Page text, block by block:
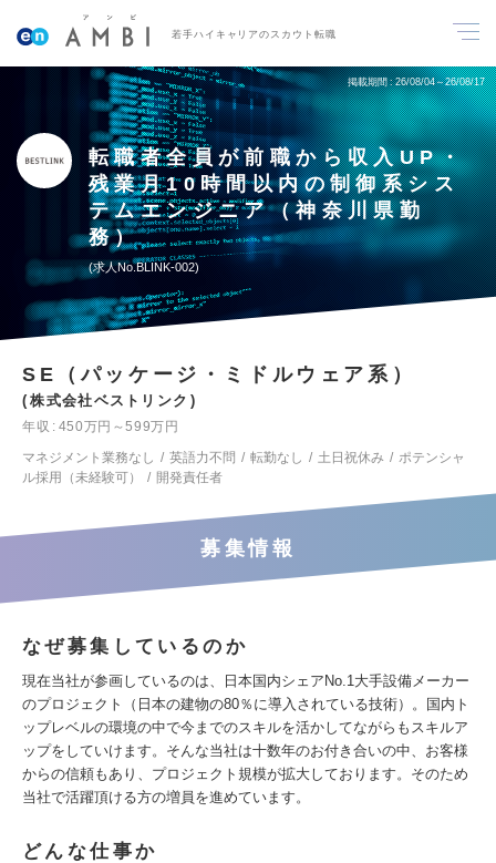
若手ハイキャリアのスカウト転職
掲載期間 26/08/04～26/08/17
転職者全員が前職から収入UP・
残業⽉10時間以内の制御系シス
テムエンジニア（神奈川県勤
務）
求人No.BLINK-002
SE（パッケージ・ミドルウェア系）
株式会社ベストリンク
年収
450万円～599万円
マネジメント業務なし
英語力不問 転勤なし 土日祝休み
ポテンシャ
ル採用（未経験可）
開発責任者
募集情報
なぜ募集しているのか
現在当社が参画しているのは、⽇本国内シェアNo.1大手設備メーカー
のプロジェクト（日本の建物の80％に導入されている技術）。国内ト
ップレベルの環境の中で今までのスキルを活かしてながらもスキルア
ップをしていけます。そんな当社は十数年のお付き合いの中、お客様
からの信頼もあり、プロジェクト規模が拡大しております。そのため
当社で活躍頂ける方の増員を進めています。
どんな仕事か